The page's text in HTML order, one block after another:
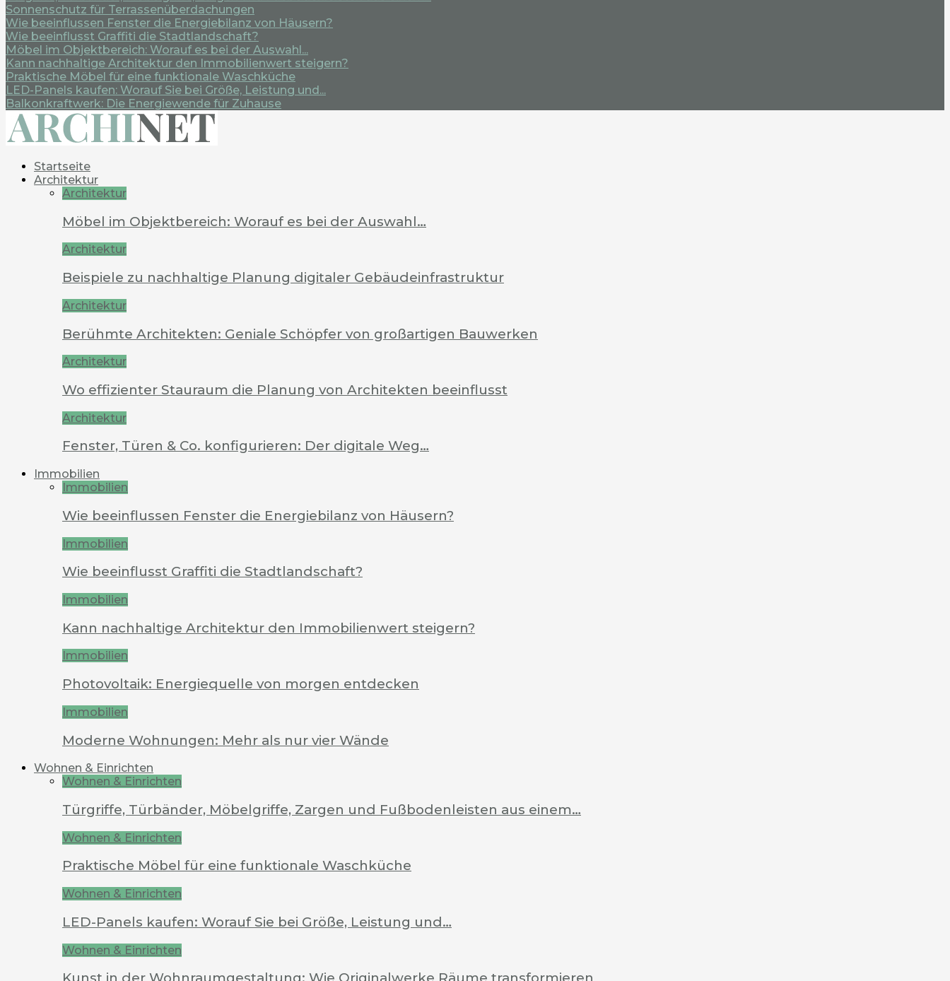
Sonnenschutz für Terrassenüberdachungen
Wie beeinflussen Fenster die Energiebilanz von Häusern?
Wie beeinflusst Graffiti die Stadtlandschaft?
Möbel im Objektbereich: Worauf es bei der Auswahl...
Kann nachhaltige Architektur den Immobilienwert steigern?
Praktische Möbel für eine funktionale Waschküche
LED-Panels kaufen: Worauf Sie bei Größe, Leistung und...
Balkonkraftwerk: Die Energiewende für Zuhause
Startseite
Architektur
Architektur
Möbel im Objektbereich: Worauf es bei der Auswahl…
Architektur
Beispiele zu nachhaltige Planung digitaler Gebäudeinfrastruktur
Architektur
Berühmte Architekten: Geniale Schöpfer von großartigen Bauwerken
Architektur
Wo effizienter Stauraum die Planung von Architekten beeinflusst
Architektur
Fenster, Türen & Co. konfigurieren: Der digitale Weg…
Immobilien
Immobilien
Wie beeinflussen Fenster die Energiebilanz von Häusern?
Immobilien
Wie beeinflusst Graffiti die Stadtlandschaft?
Immobilien
Kann nachhaltige Architektur den Immobilienwert steigern?
Immobilien
Photovoltaik: Energiequelle von morgen entdecken
Immobilien
Moderne Wohnungen: Mehr als nur vier Wände
Wohnen & Einrichten
Wohnen & Einrichten
Türgriffe, Türbänder, Möbelgriffe, Zargen und Fußbodenleisten aus einem…
Wohnen & Einrichten
Praktische Möbel für eine funktionale Waschküche
Wohnen & Einrichten
LED-Panels kaufen: Worauf Sie bei Größe, Leistung und…
Wohnen & Einrichten